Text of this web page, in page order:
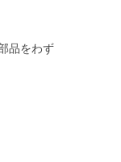
品をわず